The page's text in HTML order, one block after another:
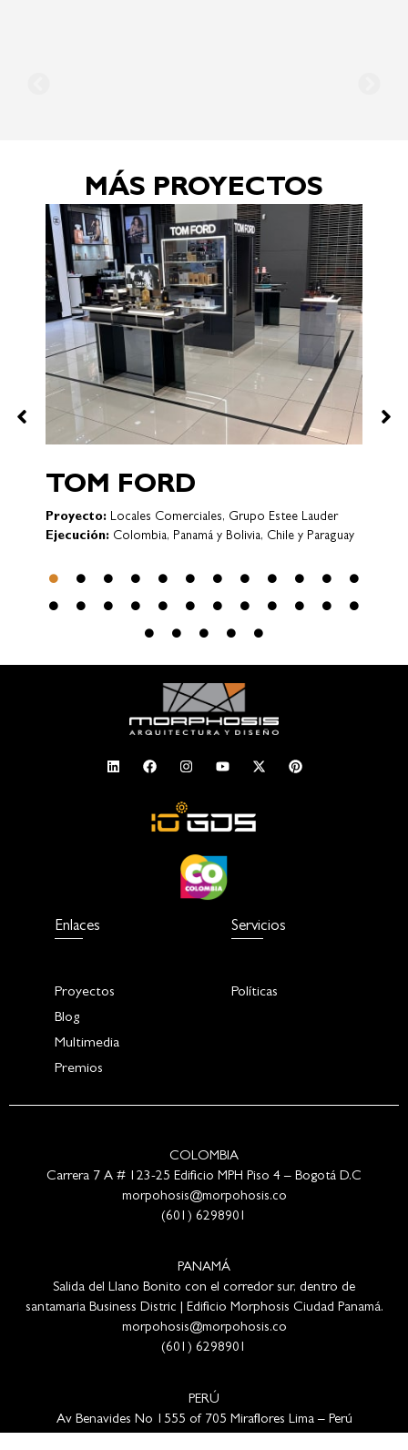
MÁS PROYECTOS
VICTORIA´S SECRET
Proyecto: Locales Comerciales
Ejecución: Bogotá (COLOMBIA)
Enlaces
Proyectos
Blog
Multimedia
Premios
Servicios
Políticas
COLOMBIA
Carrera 7 A # 123-25 Edificio MPH Piso 4 – Bogotá D.C
morpohosis@morpohosis.co
(601) 6298901
PANAMÁ
Salida del Llano Bonito con el corredor sur, dentro de
santamaria Business Distric | Edificio Morphosis Ciudad Panamá.
morpohosis@morpohosis.co
(601) 6298901
PERÚ
Av Benavides No 1555 of 705 Miraflores Lima – Perú